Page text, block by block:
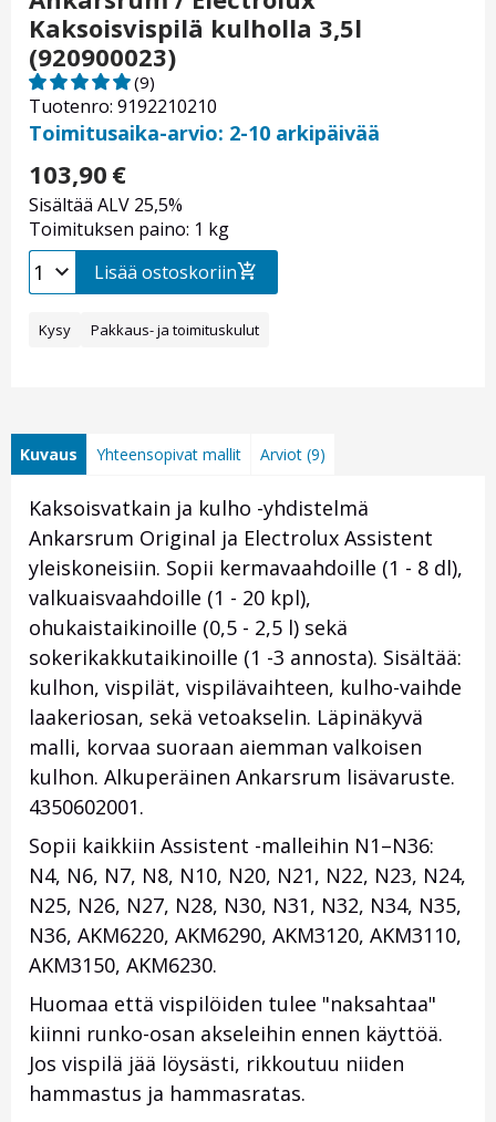
Kaksoisvispilä kulholla 3,5l
(920900023)
Tuotenro: 9192210210
(9)
Toimitusaika-arvio: 2-10 arkipäivää
103,90 €
Sisältää ALV 25,5%
Toimituksen paino: 1 kg
Lisää ostoskoriin
Kysy Pakkaus- ja toimituskulut
Kuvaus Yhteensopivat mallit Arviot (9)
Kaksoisvatkain ja kulho -yhdistelmä
Ankarsrum Original ja Electrolux Assistent
yleiskoneisiin. Sopii kermavaahdoille (1 - 8 dl),
valkuaisvaahdoille (1 - 20 kpl),
ohukaistaikinoille (0,5 - 2,5 l) sekä
sokerikakkutaikinoille (1 -3 annosta). Sisältää:
kulhon, vispilät, vispilävaihteen, kulho-vaihde
laakeriosan, sekä vetoakselin. Läpinäkyvä
malli, korvaa suoraan aiemman valkoisen
kulhon. Alkuperäinen Ankarsrum lisävaruste.
4350602001.
Sopii kaikkiin Assistent -malleihin N1–N36:
N4, N6, N7, N8, N10, N20, N21, N22, N23, N24,
N25, N26, N27, N28, N30, N31, N32, N34, N35,
N36, AKM6220, AKM6290, AKM3120, AKM3110,
AKM3150, AKM6230.
Huomaa että vispilöiden tulee "naksahtaa"
kiinni runko-osan akseleihin ennen käyttöä.
Jos vispilä jää löysästi, rikkoutuu niiden
hammastus ja hammasratas.